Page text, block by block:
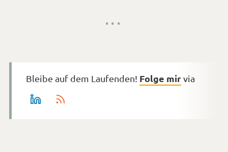
Bleibe auf dem Laufenden! Folge mirvia